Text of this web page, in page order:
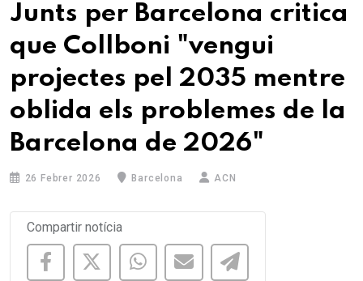
Junts per Barcelona critica
que Collboni "vengui
projectes pel 2035 mentre
oblida els problemes de la
Barcelona de 2026"
26 Febrer 2026 Barcelona ACN
Compartir notícia